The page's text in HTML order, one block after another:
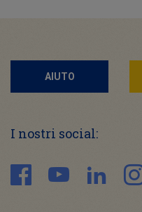
AIUTO
I nostri social: